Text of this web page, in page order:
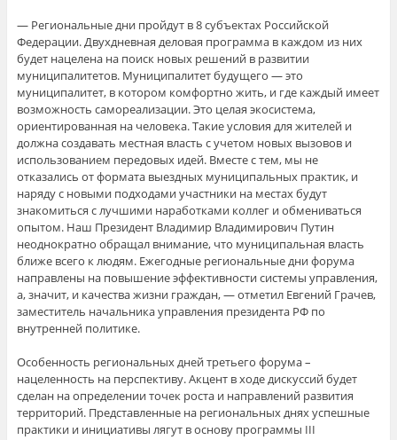
— Региональные дни пройдут в 8 субъектах Российской
Федерации. Двухдневная деловая программа в каждом из них
будет нацелена на поиск новых решений в развитии
муниципалитетов. Муниципалитет будущего — это
муниципалитет, в котором комфортно жить, и где каждый имеет
возможность самореализации. Это целая экосистема,
ориентированная на человека. Такие условия для жителей и
должна создавать местная власть с учетом новых вызовов и
использованием передовых идей. Вместе с тем, мы не
отказались от формата выездных муниципальных практик, и
наряду с новыми подходами участники на местах будут
знакомиться с лучшими наработками коллег и обмениваться
опытом. Наш Президент Владимир Владимирович Путин
неоднократно обращал внимание, что муниципальная власть
ближе всего к людям. Ежегодные региональные дни форума
направлены на повышение эффективности системы управления,
а, значит, и качества жизни граждан, — отметил Евгений Грачев,
заместитель начальника управления президента РФ по
внутренней политике.
Особенность региональных дней третьего форума –
нацеленность на перспективу. Акцент в ходе дискуссий будет
сделан на определении точек роста и направлений развития
территорий. Представленные на региональных днях успешные
практики и инициативы лягут в основу программы III